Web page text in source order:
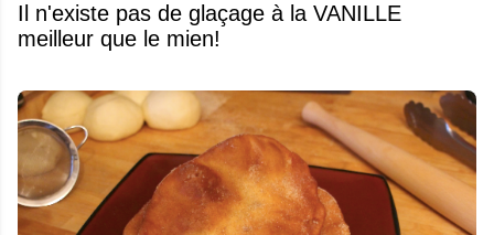
Il n'existe pas de glaçage à la VANILLE
meilleur que le mien!